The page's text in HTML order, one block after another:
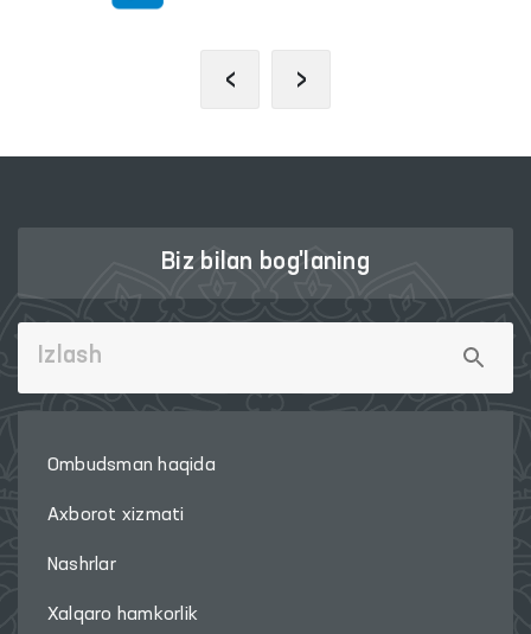
‹ ›
Biz bilan bog'laning
Ombudsman haqida
Axborot xizmati
Nashrlar
Xalqaro hamkorlik